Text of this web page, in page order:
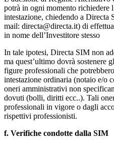
potrà in ogni momento richiedere
intestazione, chiedendo a
mail: directa@directa.it) di
in nome dell’Investitore stesso
In tale ipotesi, Directa SIM non
ma quest’ultimo dovrà sostenere
figure professionali che
intestazione ordinaria (notaio e/o
oneri amministrativi non
dovuti (bolli, diritti ecc..). Tali
professionali in vigore o dagli
rispettivi professionisti.
f. Verifiche condotte dalla SIM